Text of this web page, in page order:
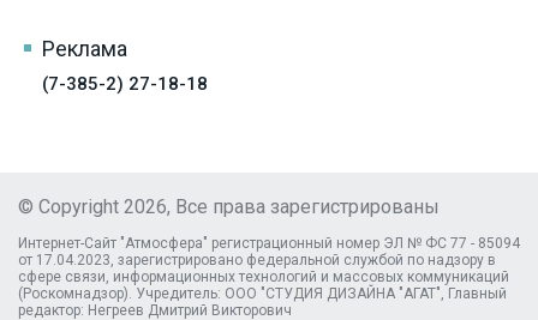
Реклама
(7-385-2) 27-18-18
© Copyright 2026, Все права зарегистрированы
Интернет-Сайт "Атмосфера" регистрационный номер ЭЛ № ФС 77 - 85094
от 17.04.2023, зарегистрировано федеральной службой по надзору в
сфере связи, информационных технологий и массовых коммуникаций
(Роскомнадзор). Учредитель: ООО "СТУДИЯ ДИЗАЙНА "АГАТ", Главный
редактор: Негреев Дмитрий Викторович